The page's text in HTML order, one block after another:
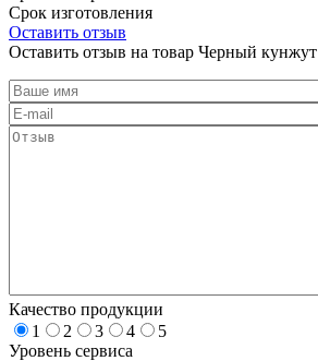
Срок изготовления
Оставить отзыв
Оставить отзыв на товар Черный кунжут
Качество продукции
1
2 3 4
5
Уровень сервиса